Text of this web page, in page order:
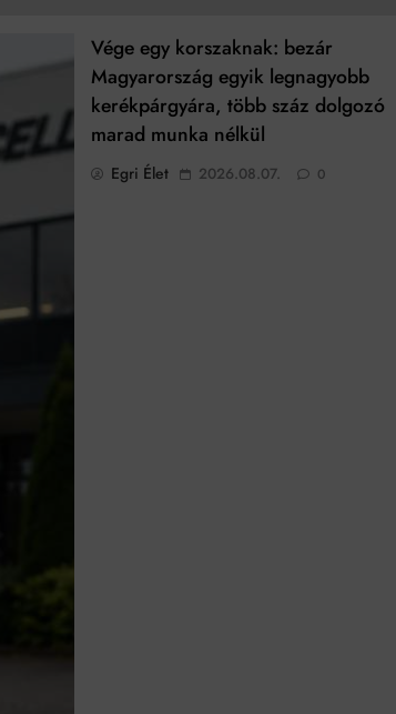
Vége egy korszaknak: bezár
Magyarország egyik legnagyobb
kerékpárgyára, több száz dolgozó
marad munka nélkül
Egri Élet 2026.08.07. 0